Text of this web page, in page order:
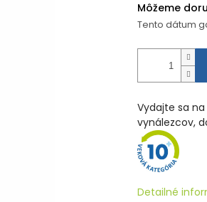
Môžeme
Tento dátum
Vydajte sa
vynálezcov,
Detailné